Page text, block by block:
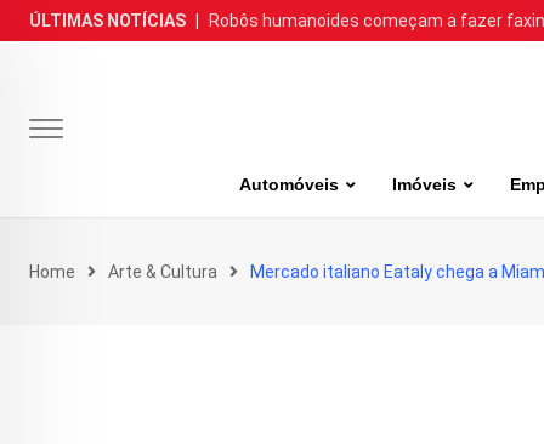
Skip
to
ÚLTIMAS NOTÍCIAS Robôs humanoides começam a fazer
Automóveis Imóveis
Home Arte & Cultura Mercado italiano Eataly chega a